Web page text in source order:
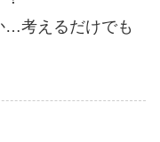
…考えるだけでも